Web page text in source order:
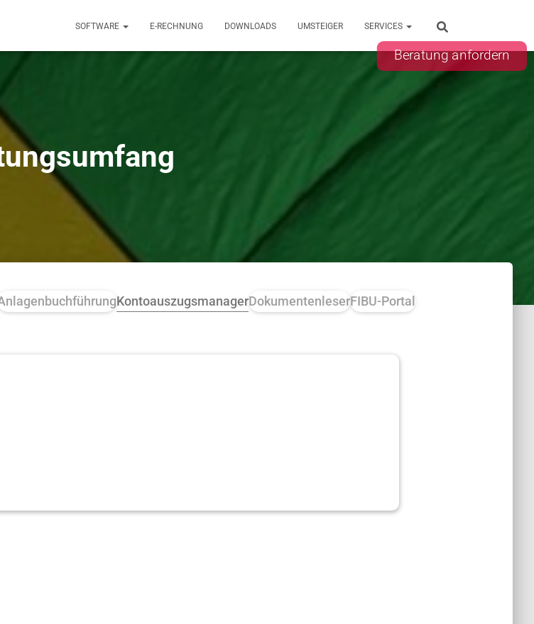
SOFTWARE E-RECHNUNG DOWNLOADS UMSTEIGER SERVICES
Beratung anfordern
KontoauszugsmanagerDokumentenleserFIBU-Portal